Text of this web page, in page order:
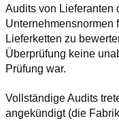
Audits von Lieferanten
Unternehmensnormen
Lieferketten zu
Überprüfung keine
Prüfung war.
Vollständige Audits
angekündigt (die